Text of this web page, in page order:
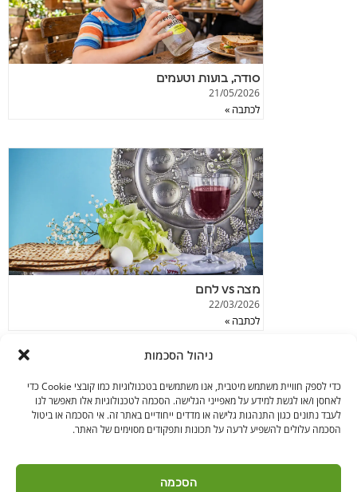
ניהול הסכמות
כדי לספק חוויית משתמש מיטבית, אנו משתמשים בטכנולוגיות כמו קובצי Cookie כדי
לאחסן ו/או לגשת למידע על מאפייני הגלישה. הסכמה לטכנולוגיות אלו תאפשר לנו
לעבד נתונים כגון התנהגות גלישה או מדדים ייחודיים באתר זה. אי הסכמה או ביטול
הסכמה עלולים להשפיע לרעה על תכונות ותפקודים מסוימים של האתר.
הסכמה
סודה, בועות וטעמים
21/05/2026
לכתבה »
מצה vs לחם
22/03/2026
לכתבה »
בקרו אותנו